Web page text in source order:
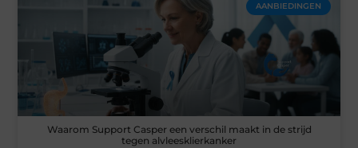
AANBIEDINGEN
Waarom Support Casper een verschil maakt in de strijd
tegen alvleesklierkanker